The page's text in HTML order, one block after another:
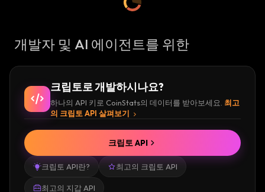
개발자 및 AI 에이전트를 위한
크립토로 개발하시나요?
하나의 API 키로 CoinStats의 데이터를 받아보세요. 최고
의 크립토 API 살펴보기
크립토 API란? 최고의 크립토 API
최고의 지갑 API
크립토 API